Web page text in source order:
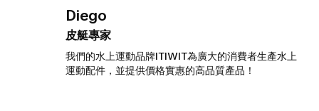
Diego
皮艇專家
我們的水上運動品牌ITIWIT為廣大的消費者生產水上
運動配件，並提供價格實惠的高品質產品！